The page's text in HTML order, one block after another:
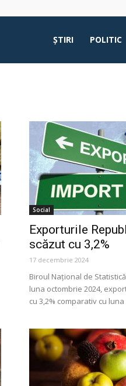
ŞTIRI POLITIC
Social
Exporturile
scăzut cu 3,2%
17 decembrie 2024
Biroul Național de
luna octombrie 2024,
cu 3,2% comparativ cu